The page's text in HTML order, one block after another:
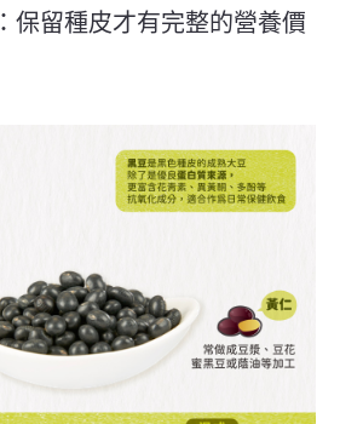
：保留種皮才有完整的營養價